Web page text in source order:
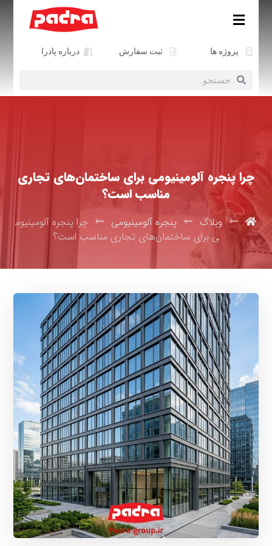
پروژه ها ثبت سفارش درباره پادرا
چرا پنجره آلومینیومی برای ساختمان‌های تجاری
مناسب است؟
وبلاگ پنجره آلومینیومی
چرا پنجره آلومینیوم
ی برای ساختمان‌های تجاری مناسب است؟